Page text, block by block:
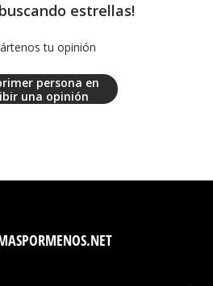
estrellas!
tu opinión
persona en
una opinión